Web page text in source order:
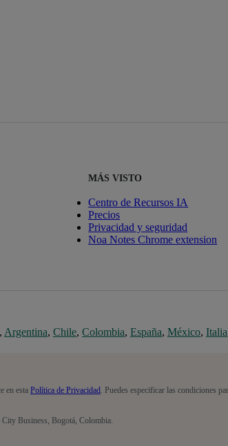
MÁS VISTO
Centro de Recursos IA
Precios
Privacidad y seguridad
Noa Notes Chrome extension
, Argentina, Chile, Colombia, España, México, Italia
en esta Política de Privacidad. Puedes especificar las condiciones
Business, Bogotá, Colombia.